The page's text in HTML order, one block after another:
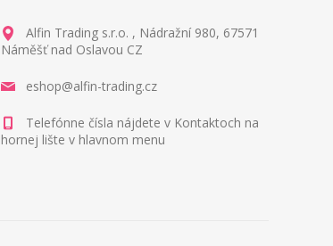
Alfin Trading s.r.o. , Nádražní 980, 67571
Náměšť nad Oslavou CZ
eshop@alfin-trading.cz
Telefónne čísla nájdete v Kontaktoch na
hornej lište v hlavnom menu